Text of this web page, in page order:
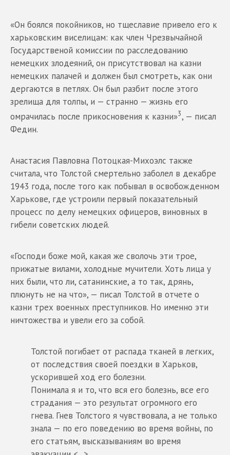
«Он боялся покойников, но тщеславие привело его к
харьковским виселицам: как член Чрезвычайной
Государственой комиссии по расследованию
немецких злодеяний, он присутствовал на казни
немецких палачей и должен был смотреть, как они
дергаются в петлях. Он был разбит после этого
зрелища для толпы, и — странно — жизнь его
омрачилась после прикосновения к казни»3, — писал
Федин.
Анастасия Павловна Потоцкая-Михоэлс также
считала, что Толстой смертельно заболел в декабре
1943 года, после того как побывал в освобожденном
Харькове, где устроили первый показательный
процесс по делу немецких офицеров, виновных в
гибели советских людей.
«Господи боже мой, какая же сволочь эти трое,
прижатые вилами, холодные мучители. Хоть лица у
них были, что ли, сатанинские, а то так, дрянь,
плюнуть не на что», — писал Толстой в отчете о
казни трех военных преступников. Но именно эти
ничтожества и увели его за собой.
Толстой погибает от распада тканей в легких,
от последствия своей поездки в Харьков,
ускорившей ход его болезни.
Понимала я и то, что вся его болезнь, все его
страдания — это результат огромного его
гнева. Гнев Толстого я чувствовала, а не только
знала — по его поведению во время войны, по
его статьям, высказываниям во время